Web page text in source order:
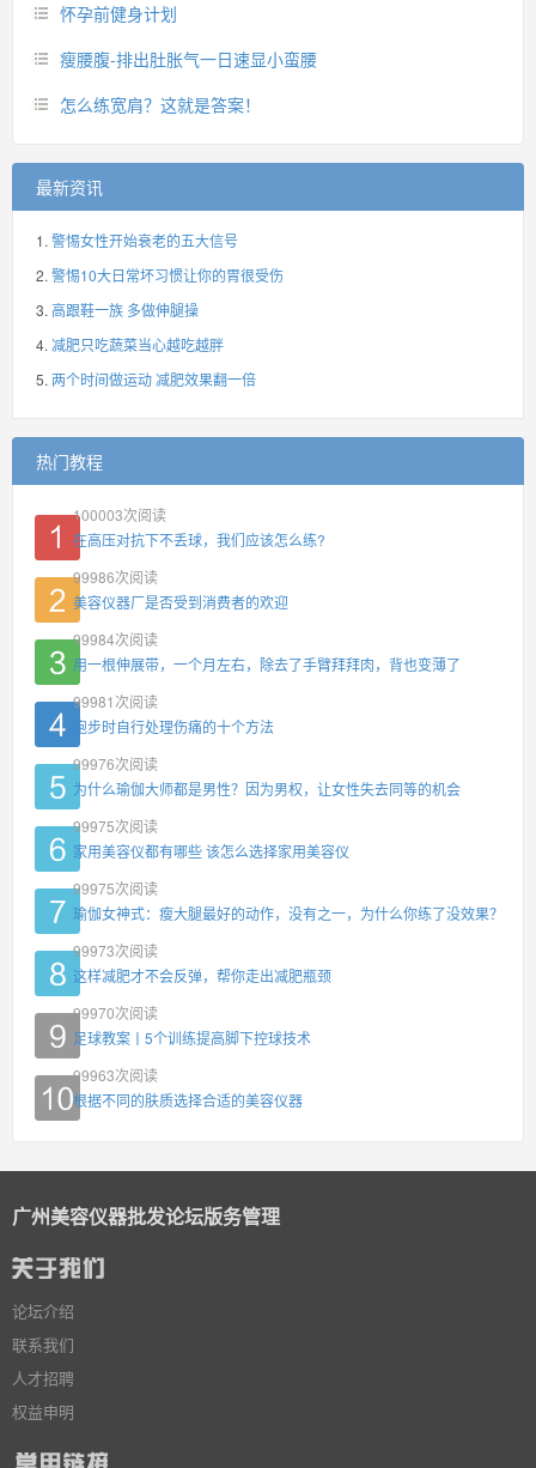
怀孕前健身计划
瘦腰腹-排出肚胀气一日速显小蛮腰
怎么练宽肩？这就是答案！
最新资讯
警惕女性开始衰老的五大信号
警惕10大日常坏习惯让你的胃很受伤
高跟鞋一族 多做伸腿操
减肥只吃蔬菜当心越吃越胖
两个时间做运动 减肥效果翻一倍
热门教程
100003次阅读
在高压对抗下不丢球，我们应该怎么练?
99986次阅读
美容仪器厂是否受到消费者的欢迎
99984次阅读
用一根伸展带，一个月左右，除去了手臂拜拜肉，背也变薄了
99981 次阅读
跑步时自行处理伤痛的十个方法
99976次阅读
为什么瑜伽大师都是男性？因为男权，让女性失去同等的机会
99975次阅读
家用美容仪都有哪些 该怎么选择家用美容仪
99975次阅读
瑜伽女神式：瘦大腿最好的动作，没有之一，为什么你练了没效果？
99973次阅读
这样减肥才不会反弹，帮你走出减肥瓶颈
99970次阅读
足球教案丨5个训练提高脚下控球技术
99963次阅读
根据不同的肤质选择合适的美容仪器
广州美容仪器批发论坛版务管理
论坛介绍
联系我们
人才招聘
权益申明